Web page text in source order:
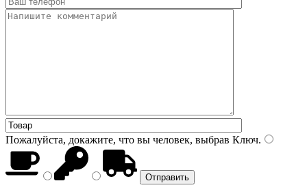
Пожалуйста, докажите, что вы человек, выбрав Ключ.